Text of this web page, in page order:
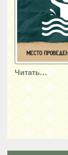
Читать…